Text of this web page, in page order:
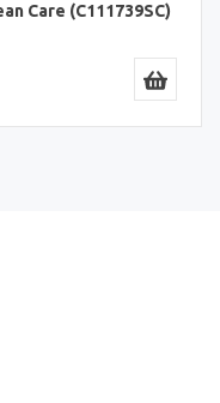
Care (C111739SC)